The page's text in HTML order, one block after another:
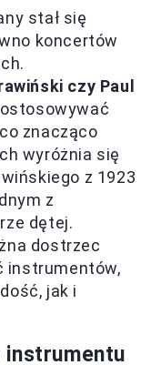
stał się
koncertów
czy Paul
znacząco
wyróżnia się
z 1923
z
dętej.
dostrzec
instrumentów,
jak i
instrumentu